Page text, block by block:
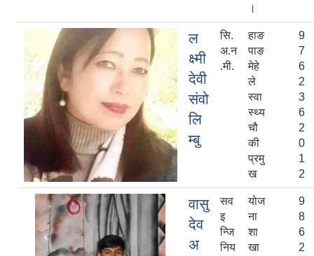
।
ल
क्ष्मी
देवी
संवो
लि
म्बु
सि.
अ.न
.मी.
हाङ
पाङ
मेहे
ले
स्वा
स्थ्य
चौ
की
प्रमु
ख
9
7
6
2
3
6
2
0
1
2
वासु
देव
अ
सव
इ
न्जि
निय
योज
ना
शा
खा
9
8
6
2